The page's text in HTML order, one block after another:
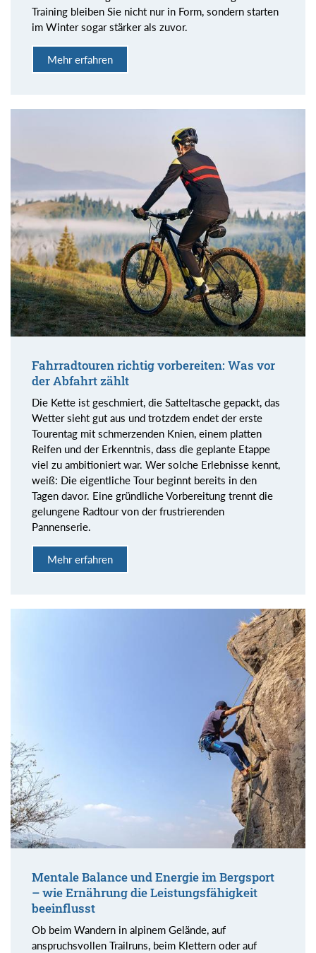
Training bleiben Sie nicht nur in Form, sondern starten
im Winter sogar stärker als zuvor.
Mehr erfahren
Fahrradtouren richtig vorbereiten: Was vor
der Abfahrt zählt
Die Kette ist geschmiert, die Satteltasche gepackt, das
Wetter sieht gut aus und trotzdem endet der erste
Tourentag mit schmerzenden Knien, einem platten
Reifen und der Erkenntnis, dass die geplante Etappe
viel zu ambitioniert war. Wer solche Erlebnisse kennt,
weiß: Die eigentliche Tour beginnt bereits in den
Tagen davor. Eine gründliche Vorbereitung trennt die
gelungene Radtour von der frustrierenden
Pannenserie.
Mehr erfahren
Mentale Balance und Energie im Bergsport
– wie Ernährung die Leistungsfähigkeit
beeinflusst
Ob beim Wandern in alpinem Gelände, auf
anspruchsvollen Trailruns, beim Klettern oder auf